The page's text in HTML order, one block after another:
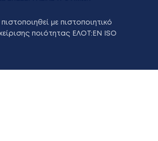
με πιστοποιητικό
ποιότητας ΕΛΟΤ:ΕΝ ISO